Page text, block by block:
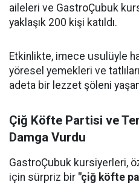
aileleri ve GastroÇubuk
yaklaşık 200 kişi katıldı.
Etkinlikte, imece usulüyle
yöresel yemekleri ve
adeta bir lezzet şöleni
Çiğ Köfte Partisi ve
Damga Vurdu
GastroÇubuk kursiyerleri,
için sürpriz bir "çiğ köfte